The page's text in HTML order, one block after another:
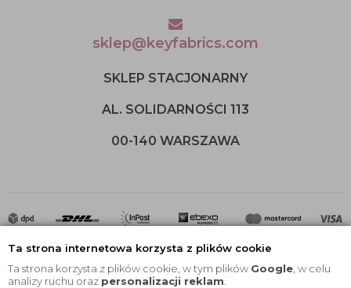
Ta strona internetowa korzysta z plików cookie
Ta strona korzysta z plików cookie, w tym plików Google , w celu
analizy ruchu oraz personalizacji reklam
sklep@keyfabrics.com
SKLEP STACJONARNY
AL. SOLIDARNOŚCI 113
00-140 WARSZAWA